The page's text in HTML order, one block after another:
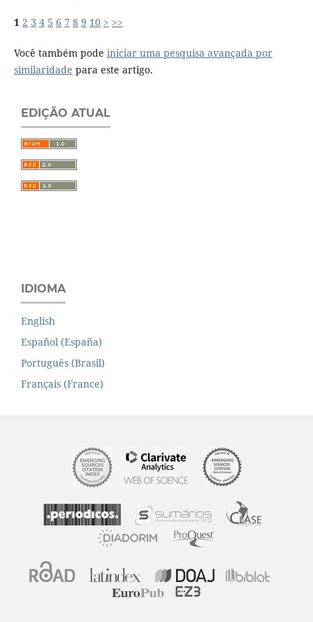
1 2 3 4 5 6 7 8 9 10 > >>
Você também pode iniciar uma pesquisa avançada por
similaridade para este artigo.
EDIÇÃO ATUAL
IDIOMA
English
Español (España)
Português (Brasil)
Français (France)